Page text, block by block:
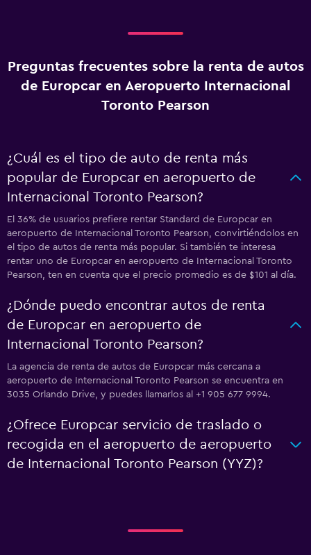
Preguntas frecuentes sobre la renta de autos
de Europcar en Aeropuerto Internacional
Toronto Pearson
¿Cuál es el tipo de auto de renta más
popular de Europcar en aeropuerto de
Internacional Toronto Pearson?
El 36% de usuarios prefiere rentar Standard de Europcar en
aeropuerto de Internacional Toronto Pearson, convirtiéndolos en
el tipo de autos de renta más popular. Si también te interesa
rentar uno de Europcar en aeropuerto de Internacional Toronto
Pearson, ten en cuenta que el precio promedio es de $101 al día.
¿Dónde puedo encontrar autos de renta
de Europcar en aeropuerto de
Internacional Toronto Pearson?
La agencia de renta de autos de Europcar más cercana a
aeropuerto de Internacional Toronto Pearson se encuentra en
3035 Orlando Drive, y puedes llamarlos al +1 905 677 9994.
¿Ofrece Europcar servicio de traslado o
recogida en el aeropuerto de aeropuerto
de Internacional Toronto Pearson (YYZ)?